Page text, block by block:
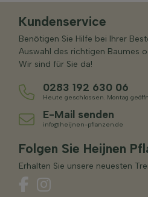
Kundenservice
Benötigen Sie Hilfe bei Ihrer
Auswahl des richtigen Baumes
Wir sind für Sie da!
0283 192 630 06
Heute geschlossen. Montag
E-Mail senden
info@heijnen-pflanzen.de
Folgen Sie Heijnen
Erhalten Sie unsere neuesten